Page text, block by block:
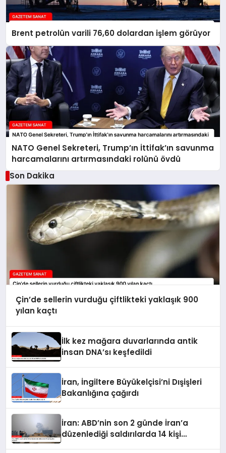
Brent petrolün varili 76,60 dolardan işlem görüyor
NATO Genel Sekreteri, Trump’ın İttifak’ın savunma
harcamalarını artırmasındaki rolünü övdü
Son Dakika
Çin’de sellerin vurduğu çiftlikteki yaklaşık 900
yılan kaçtı
İlk kez mağara duvarlarında antik
insan DNA’sı keşfedildi
İran, İngiltere Büyükelçisi’ni Dışişleri
Bakanlığına çağırdı
İran: ABD’nin son 2 günde İran’a
düzenlediği saldırılarda 14 kişi